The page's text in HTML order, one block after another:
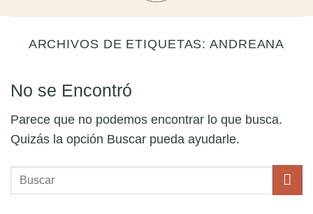
ARCHIVOS DE ETIQUETAS:ANDREANA
No se Encontró
Parece que no podemos encontrar lo que busca.
Quizás la opción Buscar pueda ayudarle.